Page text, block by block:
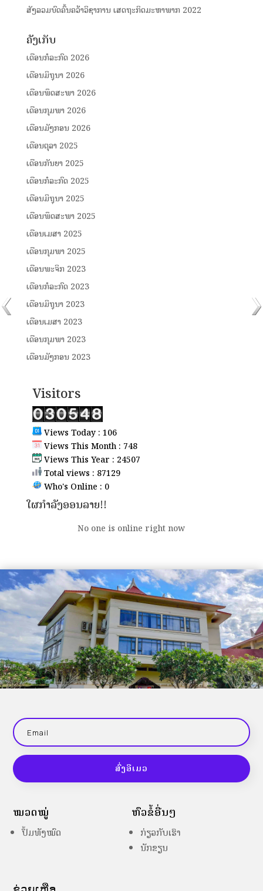
ສັງລວມບົດຄົ້ນຄວ້າວິຊາການ ເສດຖະກິດມະຫາພາກ 2022
ຄັງເກັບ
ເດືອນກໍລະກົດ 2026
ເດືອນມິຖຸນາ 2026
ເດືອນພຶດສະພາ 2026
ເດືອນກຸມພາ 2026
ເດືອນມັງກອນ 2026
ເດືອນຕຸລາ 2025
ເດືອນກັນຍາ 2025
ເດືອນກໍລະກົດ 2025
ເດືອນມິຖຸນາ 2025
ເດືອນພຶດສະພາ 2025
ເດືອນເມສາ 2025
ເດືອນກຸມພາ 2025
ເດືອນພະຈິກ 2023
ເດືອນກໍລະກົດ 2023
ເດືອນມິຖຸນາ 2023
ເດືອນເມສາ 2023
ເດືອນກຸມພາ 2023
ເດືອນມັງກອນ 2023
Visitors
Views Today : 106
Views This Month : 748
Views This Year : 24507
Total views : 87129
Who's Online : 0
ໃຜກຳລັງອອນລາຍ!!
No one is online right now
ສົ່ງອີເມວ
ໝວດໝູ່
ປຶ້ມທັງໝົດ
ຫົວຂໍ້ອື່ນໆ
ກ່ຽວກັບເຮົາ
ນັກຂຽນ